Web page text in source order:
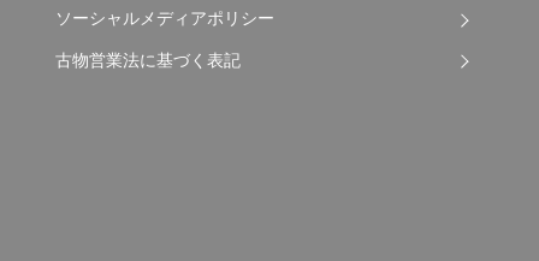
ソーシャルメディアポリシー
古物営業法に基づく表記